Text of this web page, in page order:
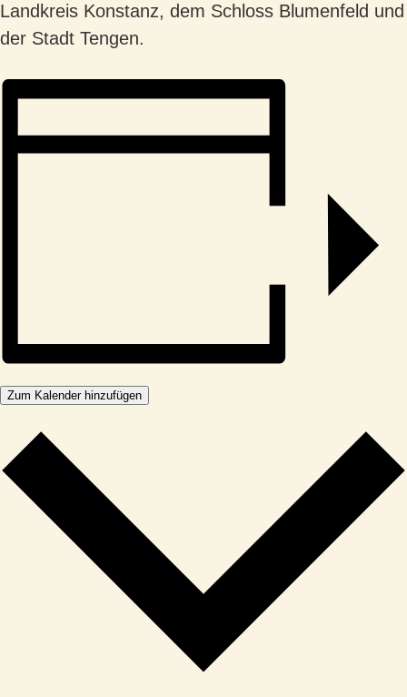
Landkreis Konstanz, dem Schloss Blumenfeld und
der Stadt Tengen.
Zum Kalender hinzufügen